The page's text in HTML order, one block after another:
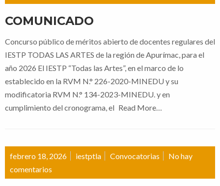
COMUNICADO
Concurso público de méritos abierto de docentes regulares del
IESTP TODAS LAS ARTES de la región de Apurímac, para el
año 2026 El IESTP “Todas las Artes”, en el marco de lo
establecido en la RVM N.° 226-2020-MINEDU y su
modificatoria RVM N.° 134-2023-MINEDU. y en
cumplimiento del cronograma, el Read More…
febrero 18, 2026 iestptla Convocatorias
No hay
comentarios